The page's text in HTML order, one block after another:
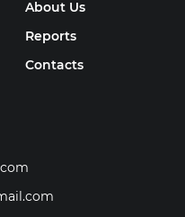
About Us
Reports
Contacts